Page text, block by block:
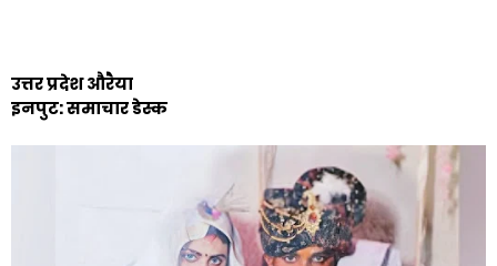
उत्तर प्रदेश औरैया
इनपुट: समाचार डेस्क